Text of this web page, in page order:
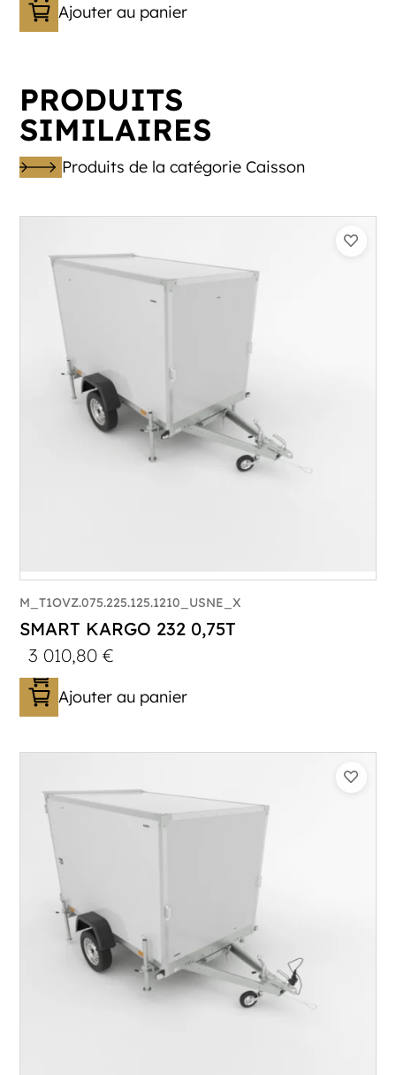
Ajouter au panier
PRODUITS
SIMILAIRES
Produits de la catégorie Caisson
Catégorie :Caisson
PTAC :
300-750
Poids à vide (kg) :
Longueur utile (mm) :
Plancher :
Plancher en contreplaqué massif
M_T1OVZ.075.225.125.1210_USNE_X
SMART KARGO 232 0,75T
3 010,80€
Ajouter au panier